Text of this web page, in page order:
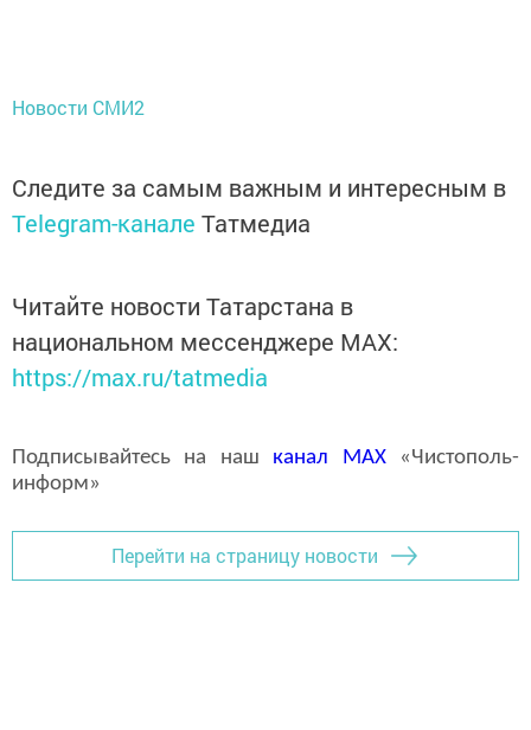
Новости СМИ2
Следите за самым важным и интересным в
Telegram-канале Татмедиа
Читайте новости Татарстана в
национальном мессенджере MАХ:
https://max.ru/tatmedia
Подписывайтесь на наш канал MAX«Чистополь-
информ»
Перейти на страницу новости